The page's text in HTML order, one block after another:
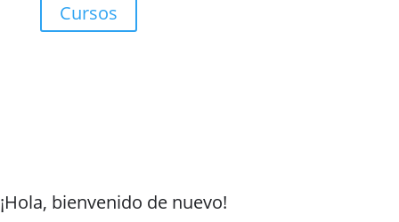
Cursos
¡Hola, bienvenido de nuevo!